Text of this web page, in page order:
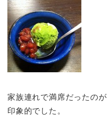
家族連れで満席だったのが
印象的でした。